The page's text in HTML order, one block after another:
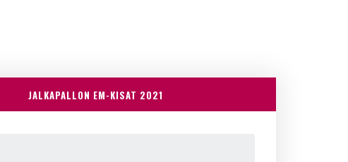
JALKAPALLON EM-KISAT 2021